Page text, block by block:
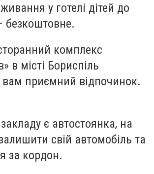
у готелі дітей до
безкоштовне.
комплекс
в місті Бориспіль
вам приємний відпочинок.
закладу є автостоянка, на
свій автомобіль та
за кордон.